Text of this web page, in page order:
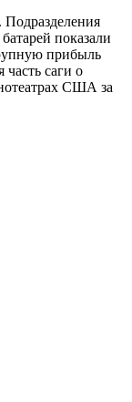
Подразделения
показали
прибыль
саги о
США за